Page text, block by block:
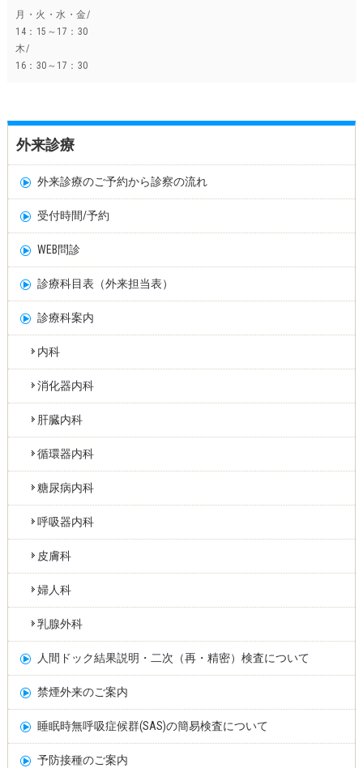
月・火・水・金/
14：15～17：30
木/
16：30～17：30
外来診療
外来診療のご予約から診察の流れ
受付時間/予約
WEB問診
診療科目表（外来担当表）
診療科案内
内科
消化器内科
肝臓内科
循環器内科
糖尿病内科
呼吸器内科
皮膚科
婦人科
乳腺外科
人間ドック結果説明・二次（再・精密）検査について
禁煙外来のご案内
睡眠時無呼吸症候群(SAS)の簡易検査について
予防接種のご案内